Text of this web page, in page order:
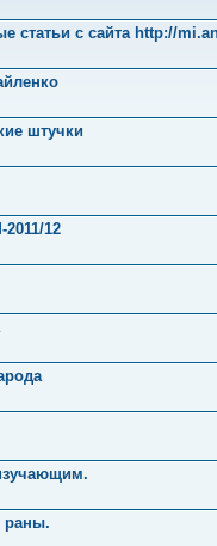
статьи с сайта http://
штучки
12
раны.